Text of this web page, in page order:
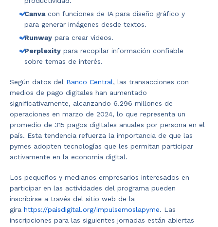
Canvacon funciones de IA para diseño gráfico y
para generar imágenes desde textos.
Runway para crear videos.
Perplexity para recopilar información confiable
sobre temas de interés.
Según datos del Banco Central, las transacciones con
medios de pago digitales han aumentado
significativamente, alcanzando 6.296 millones de
operaciones en marzo de 2024, lo que representa un
promedio de 315 pagos digitales anuales por persona en el
país. Esta tendencia refuerza la importancia de que las
pymes adopten tecnologías que les permitan participar
activamente en la economía digital.
Los pequeños y medianos empresarios interesados en
participar en las actividades del programa pueden
inscribirse a través del sitio web de la
gira https://paisdigital.org/impulsemoslapyme. Las
inscripciones para las siguientes jornadas están abiertas